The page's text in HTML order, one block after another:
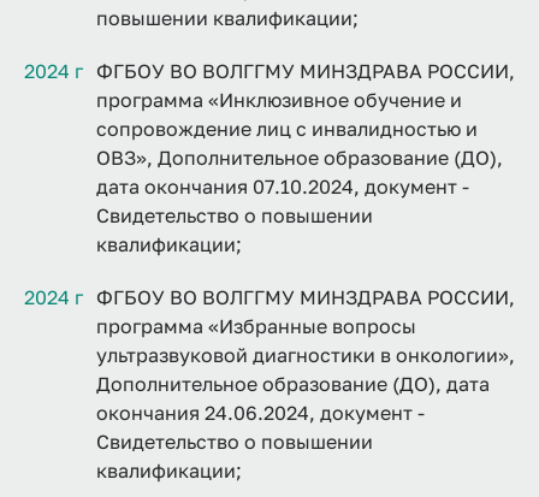
повышении квалификации;
2024 г ФГБОУ ВО ВОЛГГМУ МИНЗДРАВА РОССИИ,
программа «Инклюзивное обучение и
сопровождение лиц с инвалидностью и
ОВЗ», Дополнительное образование (ДО),
дата окончания 07.10.2024, документ -
Свидетельство о повышении
квалификации;
2024 г ФГБОУ ВО ВОЛГГМУ МИНЗДРАВА РОССИИ,
программа «Избранные вопросы
ультразвуковой диагностики в онкологии»,
Дополнительное образование (ДО), дата
окончания 24.06.2024, документ -
Свидетельство о повышении
квалификации;